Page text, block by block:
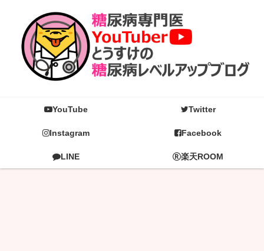
YouTube Twitter
Instagram Facebook
LINE 楽天ROOM